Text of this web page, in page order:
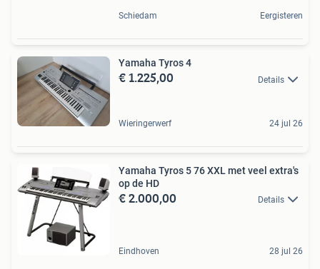
Schiedam Eergisteren
Yamaha Tyros 4
€ 1.225,00 Details
Wieringerwerf 24 jul 26
Yamaha Tyros 5 76 XXL met veel extra's
op de HD
€ 2.000,00 Details
Eindhoven 28 jul 26